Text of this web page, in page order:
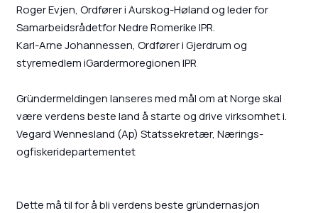
Roger Evjen, Ordfører i Aurskog-Høland og leder for
Samarbeidsrådetfor Nedre Romerike IPR.
Karl-Arne Johannessen, Ordfører i Gjerdrum og
styremedlem iGardermoregionen IPR
Gründermeldingen lanseres med mål om at Norge skal
være verdens beste land å starte og drive virksomhet i.
Vegard Wennesland (Ap) Statssekretær, Nærings-
ogfiskeridepartementet
Dette må til for å bli verdens beste gründernasjon